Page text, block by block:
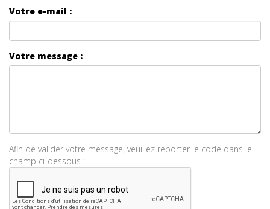
Votre e-mail :
Votre message :
Afin de valider votre message, veuillez reporter le code dans le
champ ci-dessous :